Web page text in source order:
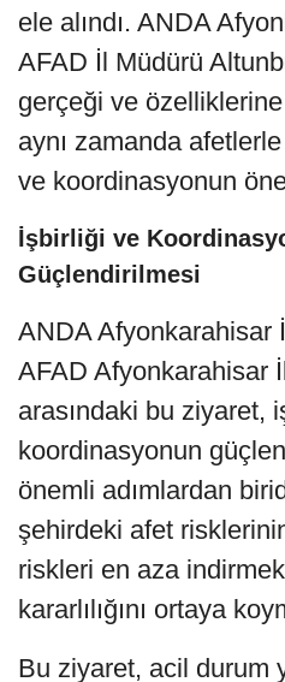
ele alındı. ANDA
AFAD İl Müdürü
gerçeği ve
aynı zamanda
ve koordinasyonun
İşbirliği ve
Güçlendirilmesi
ANDA Afyonkarahisar
AFAD Afyonkarahisar
arasındaki bu ziyaret,
koordinasyonun
önemli adımlardan
şehirdeki afet
riskleri en aza
kararlılığını ortaya
Bu ziyaret, acil durum